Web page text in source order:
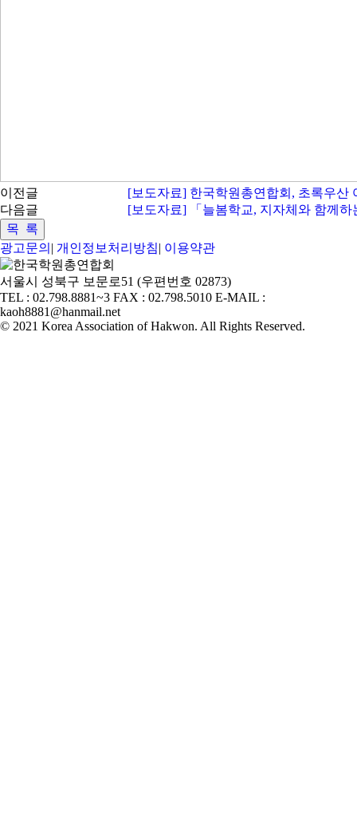
이전글
[보도자료] 한국학원총연합회, 초록우산
다음글
[보도자료] 「늘봄학교, 지자체와 함께
광고문의 | 개인정보처리방침| 이용약관
서울시 성북구 보문로51 (우편번호 02873)
TEL : 02.798.8881~3 FAX : 02.798.5010 E-MAIL :
kaoh8881@hanmail.net
© 2021 Korea Association of Hakwon. All Rights Reserved.